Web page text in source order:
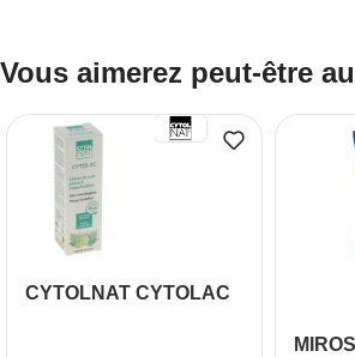
Vous aimerez peut-être
CYTOLNAT CYTOLAC